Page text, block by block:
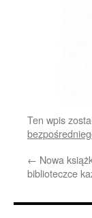
Ten wpis
← Nowa
biblioteczce